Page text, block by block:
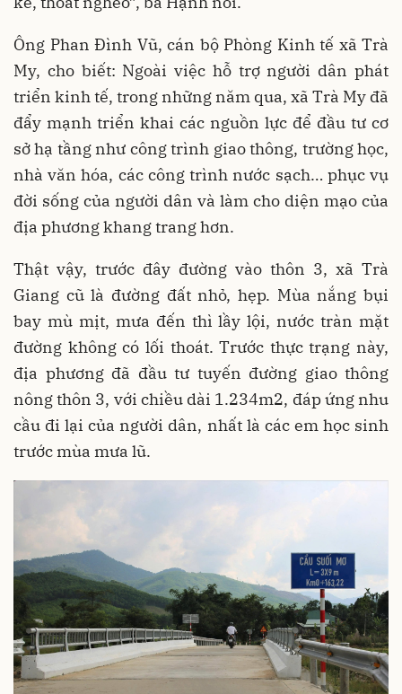
Ông Phan Đình Vũ, cán bộ Phòng Kinh tế xã Trà
My, cho biết: Ngoài việc hỗ trợ người dân phát
triển kinh tế, trong những năm qua, xã Trà My đã
đẩy mạnh triển khai các nguồn lực để đầu tư cơ
sở hạ tầng như công trình giao thông, trường học,
nhà văn hóa, các công trình nước sạch… phục vụ
đời sống của người dân và làm cho diện mạo của
địa phương khang trang hơn.
Thật vậy, trước đây đường vào thôn 3, xã Trà
Giang cũ là đường đất nhỏ, hẹp. Mùa nắng bụi
bay mù mịt, mưa đến thì lầy lội, nước tràn mặt
đường không có lối thoát. Trước thực trạng này,
địa phương đã đầu tư tuyến đường giao thông
nông thôn 3, với chiều dài 1.234m2, đáp ứng nhu
cầu đi lại của người dân, nhất là các em học sinh
trước mùa mưa lũ.